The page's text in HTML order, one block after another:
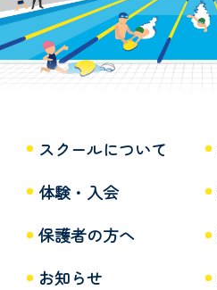
スクールについて
体験・入会
保護者の方へ
お知らせ